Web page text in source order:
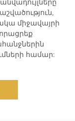
միջավայրի
համար: